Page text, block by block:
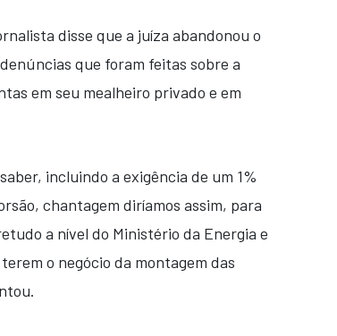
disse que a juíza abandonou o
que foram feitas sobre a
em seu mealheiro privado e em
incluindo a exigência de um 1%
chantagem diríamos assim, para
a nível do Ministério da Energia e
o negócio da montagem das